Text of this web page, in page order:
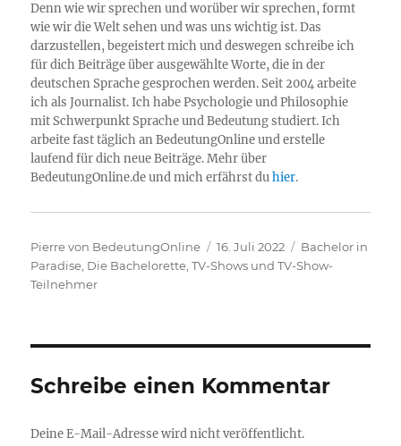
Denn wie wir sprechen und worüber wir sprechen, formt
wie wir die Welt sehen und was uns wichtig ist. Das
darzustellen, begeistert mich und deswegen schreibe ich
für dich Beiträge über ausgewählte Worte, die in der
deutschen Sprache gesprochen werden. Seit 2004 arbeite
ich als Journalist. Ich habe Psychologie und Philosophie
mit Schwerpunkt Sprache und Bedeutung studiert. Ich
arbeite fast täglich an BedeutungOnline und erstelle
laufend für dich neue Beiträge. Mehr über
BedeutungOnline.de und mich erfährst duhier.
Autor
Pierre von BedeutungOnline
Veröffentlicht
am
16. Juli 2022 Kategorien
Bachelor in
Paradise Die Bachelorette ,TV-Shows und TV-Show-
Teilnehmer
Schreibe einen Kommentar
Deine E-Mail-Adresse wird nicht veröffentlicht.